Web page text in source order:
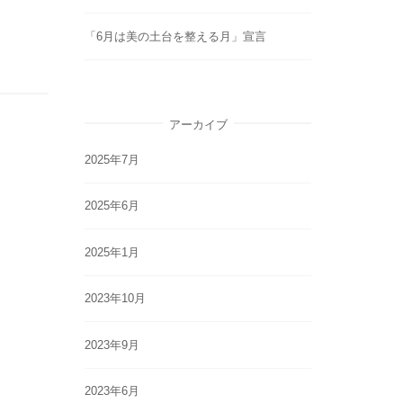
「6月は美の土台を整える月」宣言
アーカイブ
2025年7月
2025年6月
2025年1月
2023年10月
2023年9月
2023年6月